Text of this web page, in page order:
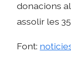
donacions
assolir les
Font: